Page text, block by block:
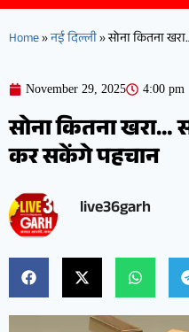
Home»नई दिल्ली»सोना कितना
November 29, 2025 4:00 pm
सोना कितना
कर सकेंगे पहचान
live36garh